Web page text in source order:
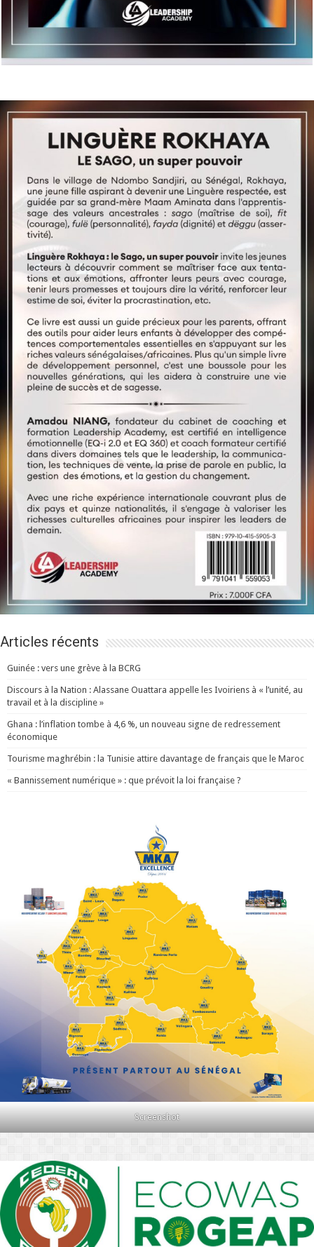
Articles récents
Guinée : vers une grève à la BCRG
Discours à la Nation : Alassane Ouattara appelle les Ivoiriens à « l’unité, au
travail et à la discipline »
Ghana : l’inflation tombe à 4,6 %, un nouveau signe de redressement
économique
Tourisme maghrébin : la Tunisie attire davantage de français que le Maroc
« Bannissement numérique » : que prévoit la loi française ?
Screenshot